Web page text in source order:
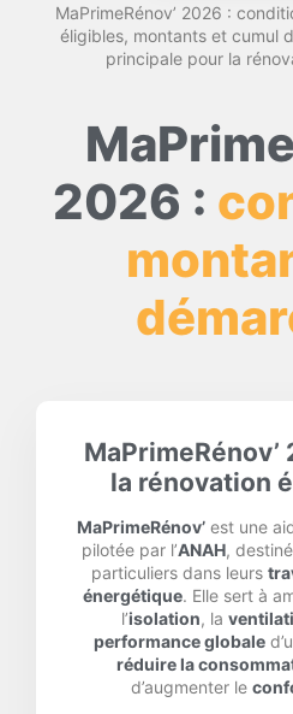
MaPrimeRénov’ 2026 :
éligibles, montants et cumul
principale pour la
2026 :
MaPrimeRénov’
la rénovation
MaPrimeRénov’ est une
pilotée par l’ANAH,
particuliers dans leurs
énergétique. Elle sert à
l’isolation, la
performance globale
réduire la
d’augmenter le